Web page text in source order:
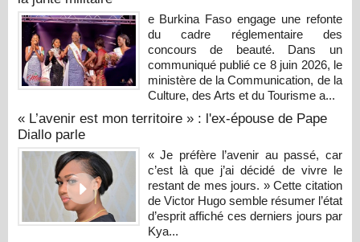
e Burkina Faso engage une refonte
du cadre réglementaire des
concours de beauté. Dans un
communiqué publié ce 8 juin 2026, le
ministère de la Communication, de la
Culture, des Arts et du Tourisme a...
« L’avenir est mon territoire » : l'ex-épouse de Pape
Diallo parle
« Je préfère l’avenir au passé, car
c’est là que j’ai décidé de vivre le
restant de mes jours. » Cette citation
de Victor Hugo semble résumer l’état
d’esprit affiché ces derniers jours par
Kya...